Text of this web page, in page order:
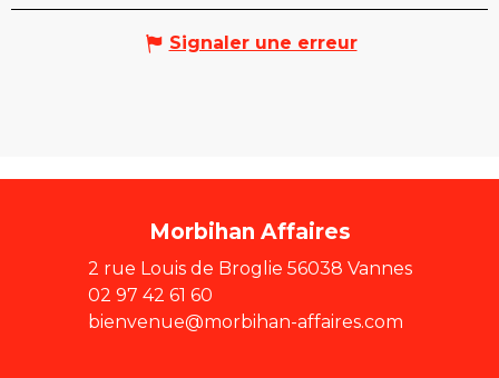
Signaler une erreur
Morbihan Affaires
2 rue Louis de Broglie 56038 Vannes
02 97 42 61 60
bienvenue@morbihan-affaires.com